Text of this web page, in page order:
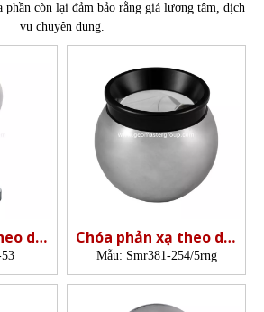
phần còn lại đảm bảo rằng giá lương tâm, dịch
vụ chuyên dụng.
dõi
Chóa phản xạ theo dõi
tia laze (38.1mm,5')
Mẫu: Smr381-254/5rng